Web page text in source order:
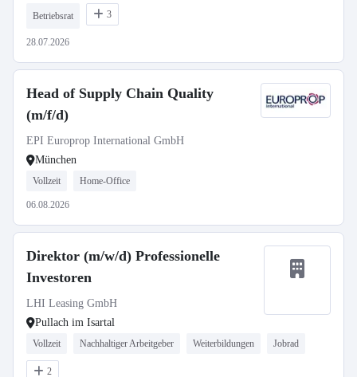
Betriebsrat 3
28.07.2026
Head of Supply Chain Quality
(m/f/d)
EPI Europrop International GmbH
München
Vollzeit Home-Office
06.08.2026
Direktor (m/w/d) Professionelle
Investoren
LHI Leasing GmbH
Pullach im Isartal
Vollzeit Nachhaltiger Arbeitgeber Weiterbildungen Jobrad
2